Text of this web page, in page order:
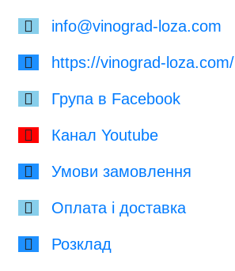
info@vinograd-loza.com
https://vinograd-loza.com/
Група в Facebook
Канал Youtube
Умови замовлення
Оплата і доставка
Розклад